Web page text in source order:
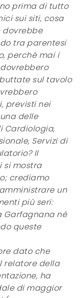
prima di tutto
sui siti, cosa
dovrebbe
tra parentesi
perché mai i
sul tavolo
previsti nei
delle
Cardiologia,
Servizi di
Il
si mostra
crediamo
un
più seri:
Garfagnana né
queste
dato che
relatore della
ha
di maggior